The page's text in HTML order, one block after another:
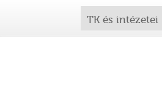
TK és intézetei